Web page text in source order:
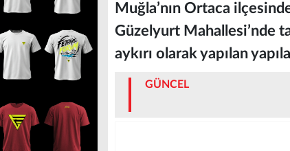
Muğla’nın Ortaca
Güzelyurt Mahallesi’nde
aykırı olarak yapılan
GÜNCEL